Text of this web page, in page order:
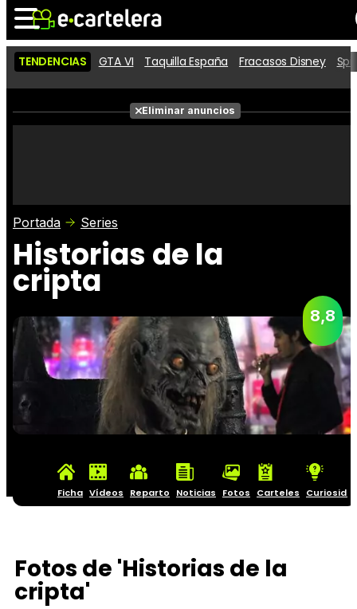
Noticias Cartelera
Películas
Críticas
TENDENCIAS GTA VI Taquilla España Fracasos Disney
Eliminar anuncios
Portada Series
Historias de la
cripta
8,8
Ficha Vídeos Reparto Noticias Fotos Carteles
Fotos de 'Historias de la
cripta'